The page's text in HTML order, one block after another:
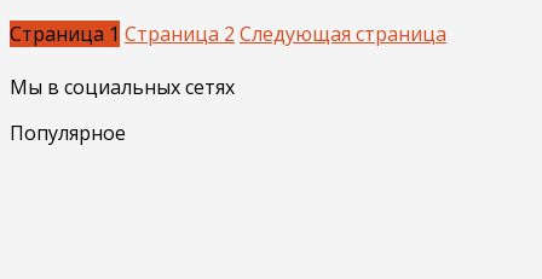
Страница 1 Страница 2 Следующая страница
Мы в социальных сетях
Популярное